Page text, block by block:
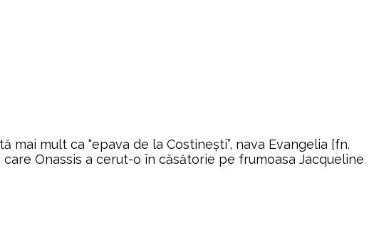
mult ca “epava de la Costinești”, nava Evangelia [fn.
Onassis a cerut-o în căsătorie pe frumoasa Jacqueline